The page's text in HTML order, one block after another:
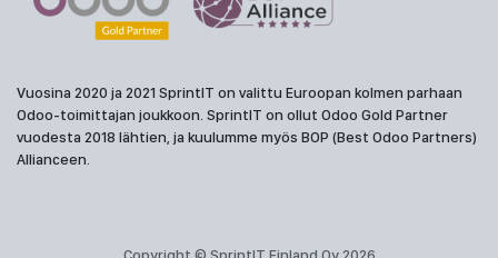
Vuosina 2020 ja 2021 SprintIT on valittu Euroopan kolmen parhaan
Odoo-toimittajan joukkoon. SprintIT on ollut Odoo Gold Partner
vuodesta 2018 lähtien, ja kuulumme myös BOP (Best Odoo Partners)
Allianceen.
Copyright © SprintIT Finland Oy 2026